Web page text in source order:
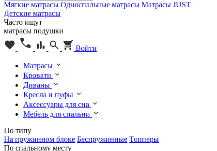
Мягкие матрасы Односпальные матрасы Матрасы JUST
Детские матрасы
Часто ищут
матрасы подушки
Войти
Матрасы
Кровати
Диваны
Кресла и пуфы
Аксессуары для сна
Мебель для спальни
По типу
На пружинном блоке Беспружинные Топперы
По спальному месту